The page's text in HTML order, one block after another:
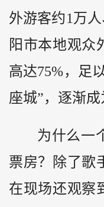
外游客约1万
阳市本地观众
高达75%，足
座城”，逐渐成
为什么一
票房？除了歌
在现场还观察